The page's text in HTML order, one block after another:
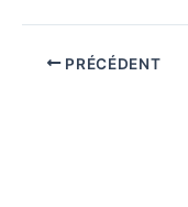
PRÉCÉDENT